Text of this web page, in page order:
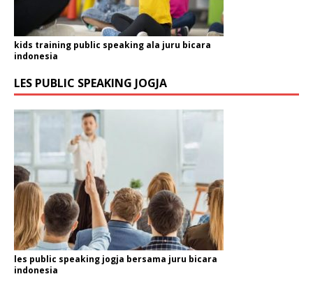
kids training public speaking ala juru bicara
indonesia
LES PUBLIC SPEAKING JOGJA
les public speaking jogja bersama juru bicara
indonesia